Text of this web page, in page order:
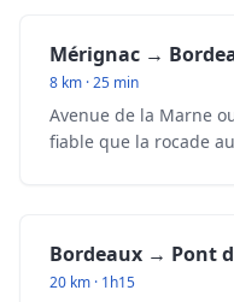
Mérignac →
8 km · 25 min
Avenue de la Marne
fiable que la rocade
Bordeaux → Pont
20 km · 1h15